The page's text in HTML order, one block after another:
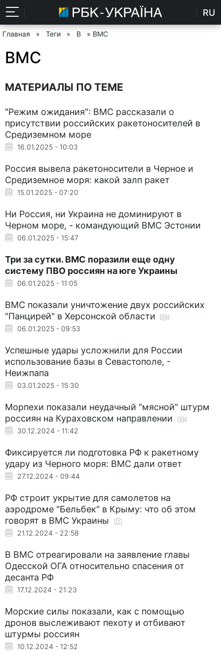
RU
Главная » Теги » В » ВМС
ВМС
МАТЕРИАЛЫ ПО ТЕМЕ
"Режим ожидания": ВМС рассказали о
присутствии российских ракетоносителей в
Средиземном море
16.01.2025 - 10:03
Россия вывела ракетоносители в Черное и
Средиземное моря: какой залп ракет
15.01.2025 - 07:20
Ни Россия, ни Украина не доминируют в
Черном море, - командующий ВМС Эстонии
06.01.2025 - 15:47
Три за сутки. ВМС поразили еще одну
систему ПВО россиян на юге Украины
06.01.2025 - 11:05
ВМС показали уничтожение двух российских
"Панцирей" в Херсонской области
06.01.2025 - 09:53
Успешные удары усложнили для России
использование базы в Севастополе, -
Неижпапа
03.01.2025 - 15:30
Морпехи показали неудачный "мясной" штурм
россиян на Кураховском направлении
30.12.2024 - 11:42
Фиксируется ли подготовка РФ к ракетному
удару из Черного моря: ВМС дали ответ
27.12.2024 - 09:44
РФ строит укрытие для самолетов на
аэродроме "Бельбек" в Крыму: что об этом
говорят в ВМС Украины
21.12.2024 - 22:58
В ВМС отреагировали на заявление главы
Одесской ОГА относительно спасения от
десанта РФ
17.12.2024 - 21:23
Морские силы показали, как с помощью
дронов выслеживают пехоту и отбивают
штурмы россиян
10.12.2024 - 12:52